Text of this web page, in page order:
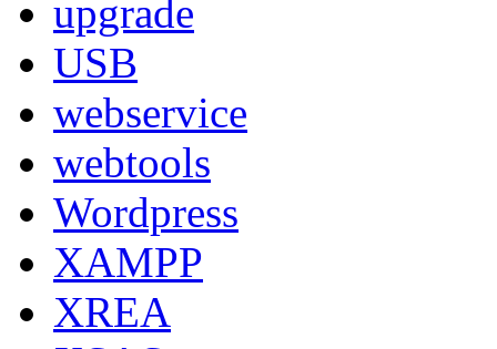
upgrade
USB
webservice
webtools
Wordpress
XAMPP
XREA